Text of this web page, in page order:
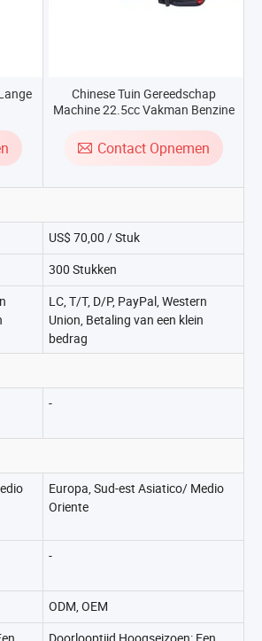
Chinese Tuin Gereedschap
Machine 22.5cc Vakman Benzine
Contact Opnemen
US$ 70,00 / Stuk
300 Stukken
LC, T/T, D/P, PayPal, Western
Union, Betaling van een klein
bedrag
-
Europa, Sud-est Asiatico/ Medio
Oriente
-
ODM, OEM